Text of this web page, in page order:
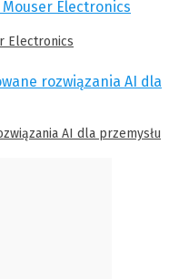
Electronics
AI dla przemysłu